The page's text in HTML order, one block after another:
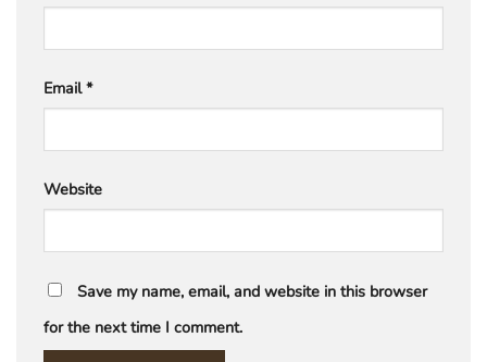
Email*
Website
Save my name, email, and website in this browser
for the next time I comment.